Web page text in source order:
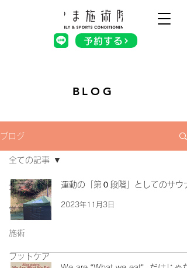
予約する
BLOG
ブログ
全ての記事
営業案内
施術
フットケア
全ての記事
運動の「第０段階」としてのサウナ
2023年11月3日